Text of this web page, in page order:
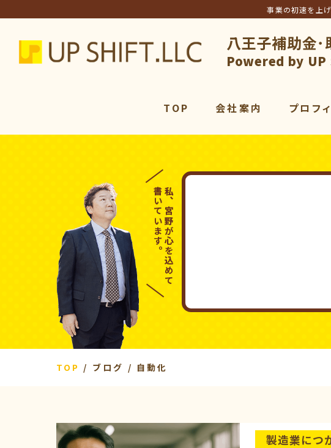
事業の初速を上
アップシフト
八王子補助金･
Powered by UP
TOP 会社案内 プロフ
TOP ブログ 自動化
製造業につ